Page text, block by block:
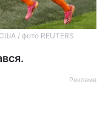
/ фото REUTERS
Реклама